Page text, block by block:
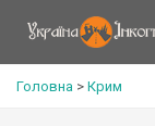
Головна > Крим